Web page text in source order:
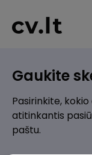
Gaukite
Pasirinkite,
atitinkantis
paštu.